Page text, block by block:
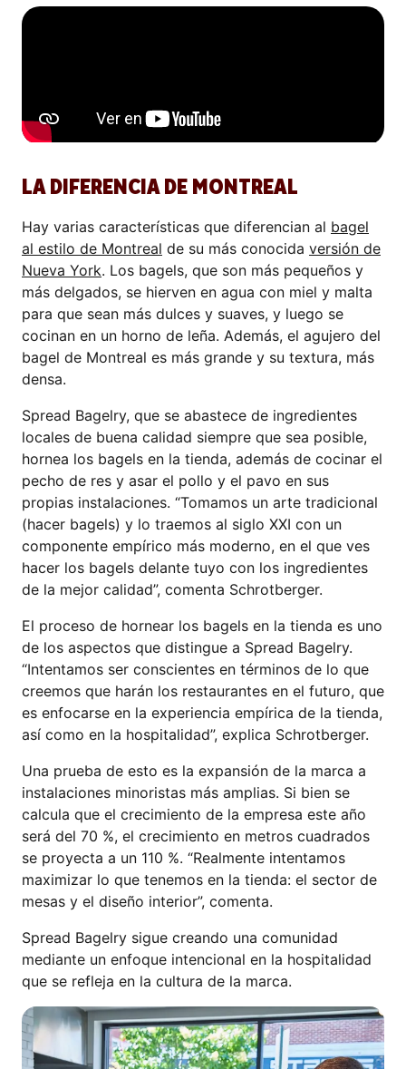
LA DIFERENCIA DE MONTREAL
Hay varias características que diferencian al bagel
al estilo de Montreal de su más conocida versión de
Nueva York. Los bagels, que son más pequeños y
más delgados, se hierven en agua con miel y malta
para que sean más dulces y suaves, y luego se
cocinan en un horno de leña. Además, el agujero del
bagel de Montreal es más grande y su textura, más
densa.
Spread Bagelry, que se abastece de ingredientes
locales de buena calidad siempre que sea posible,
hornea los bagels en la tienda, además de cocinar el
pecho de res y asar el pollo y el pavo en sus
propias instalaciones. “Tomamos un arte tradicional
(hacer bagels) y lo traemos al siglo XXI con un
componente empírico más moderno, en el que ves
hacer los bagels delante tuyo con los ingredientes
de la mejor calidad”, comenta Schrotberger.
El proceso de hornear los bagels en la tienda es uno
de los aspectos que distingue a Spread Bagelry.
“Intentamos ser conscientes en términos de lo que
creemos que harán los restaurantes en el futuro, que
es enfocarse en la experiencia empírica de la tienda,
así como en la hospitalidad”, explica Schrotberger.
Una prueba de esto es la expansión de la marca a
instalaciones minoristas más amplias. Si bien se
calcula que el crecimiento de la empresa este año
será del 70 %, el crecimiento en metros cuadrados
se proyecta a un 110 %. “Realmente intentamos
maximizar lo que tenemos en la tienda: el sector de
mesas y el diseño interior”, comenta.
Spread Bagelry sigue creando una comunidad
mediante un enfoque intencional en la hospitalidad
que se refleja en la cultura de la marca.